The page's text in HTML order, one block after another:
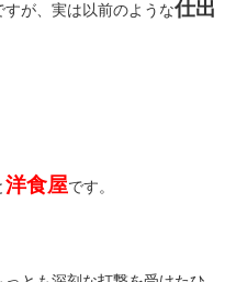
が、実は以前のような仕出
洋食屋です。